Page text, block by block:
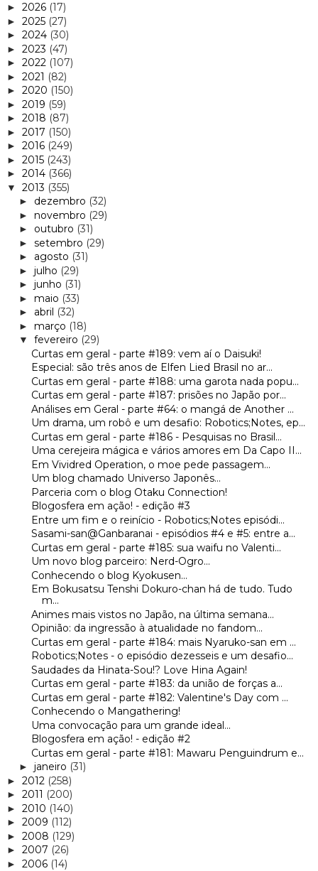
► 2026 (17)
► 2025 (27)
► 2024 (30)
► 2023 (47)
► 2022 (107)
► 2021 (82)
► 2020 (150)
► 2019 (59)
► 2018 (87)
► 2017 (150)
► 2016 (249)
► 2015 (243)
► 2014 (366)
▼ 2013 (355)
► dezembro (32)
► novembro (29)
► outubro (31)
► setembro (29)
► agosto (31)
► julho (29)
► junho (31)
► maio (33)
► abril (32)
► março (18)
▼ fevereiro (29)
Curtas em geral - parte #189: vem aí o Daisuki!
Especial: são três anos de Elfen Lied Brasil no ar...
Curtas em geral - parte #188: uma garota nada popu...
Curtas em geral - parte #187: prisões no Japão por...
Análises em Geral - parte #64: o mangá de Another ...
Um drama, um robô e um desafio: Robotics;Notes, ep...
Curtas em geral - parte #186 - Pesquisas no Brasil...
Uma cerejeira mágica e vários amores em Da Capo II...
Em Vividred Operation, o moe pede passagem...
Um blog chamado Universo Japonês...
Parceria com o blog Otaku Connection!
Blogosfera em ação! - edição #3
Entre um fim e o reinício - Robotics;Notes episódi...
Sasami-san@Ganbaranai - episódios #4 e #5: entre a...
Curtas em geral - parte #185: sua waifu no Valenti...
Um novo blog parceiro: Nerd-Ogro...
Conhecendo o blog Kyokusen...
Em Bokusatsu Tenshi Dokuro-chan há de tudo. Tudo
m...
Animes mais vistos no Japão, na última semana...
Opinião: da ingressão à atualidade no fandom...
Curtas em geral - parte #184: mais Nyaruko-san em ...
Robotics;Notes - o episódio dezesseis e um desafio...
Saudades da Hinata-Sou!? Love Hina Again!
Curtas em geral - parte #183: da união de forças a...
Curtas em geral - parte #182: Valentine's Day com ...
Conhecendo o Mangathering!
Uma convocação para um grande ideal...
Blogosfera em ação! - edição #2
Curtas em geral - parte #181: Mawaru Penguindrum e...
► janeiro (31)
► 2012 (258)
► 2011 (200)
► 2010 (140)
► 2009 (112)
► 2008 (129)
► 2007 (26)
► 2006 (14)